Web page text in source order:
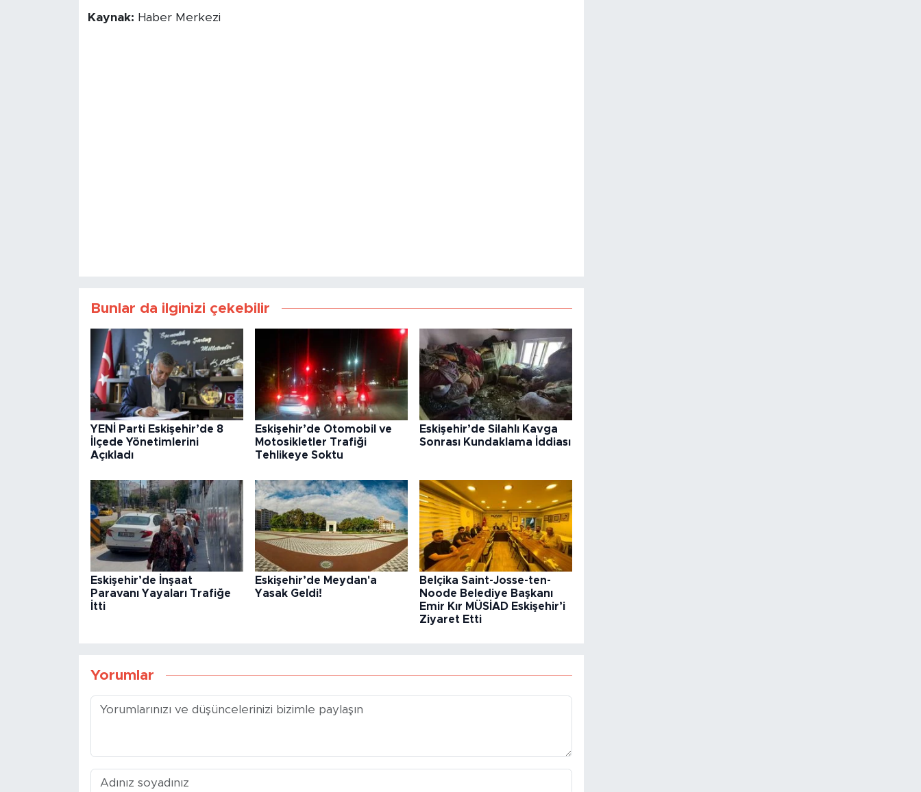
Kaynak: Haber Merkezi
Bunlar da ilginizi çekebilir
YENİ Parti Eskişehir’de 8
İlçede Yönetimlerini
Açıkladı
Eskişehir’de Otomobil ve
Motosikletler Trafiği
Tehlikeye Soktu
Eskişehir’de Silahlı Kavga
Sonrası Kundaklama İddiası
Eskişehir’de İnşaat
Paravanı Yayaları Trafiğe
İtti
Eskişehir’de Meydan'a
Yasak Geldi!
Belçika Saint-Josse-ten-
Noode Belediye Başkanı
Emir Kır MÜSİAD Eskişehir’i
Ziyaret Etti
Yorumlar